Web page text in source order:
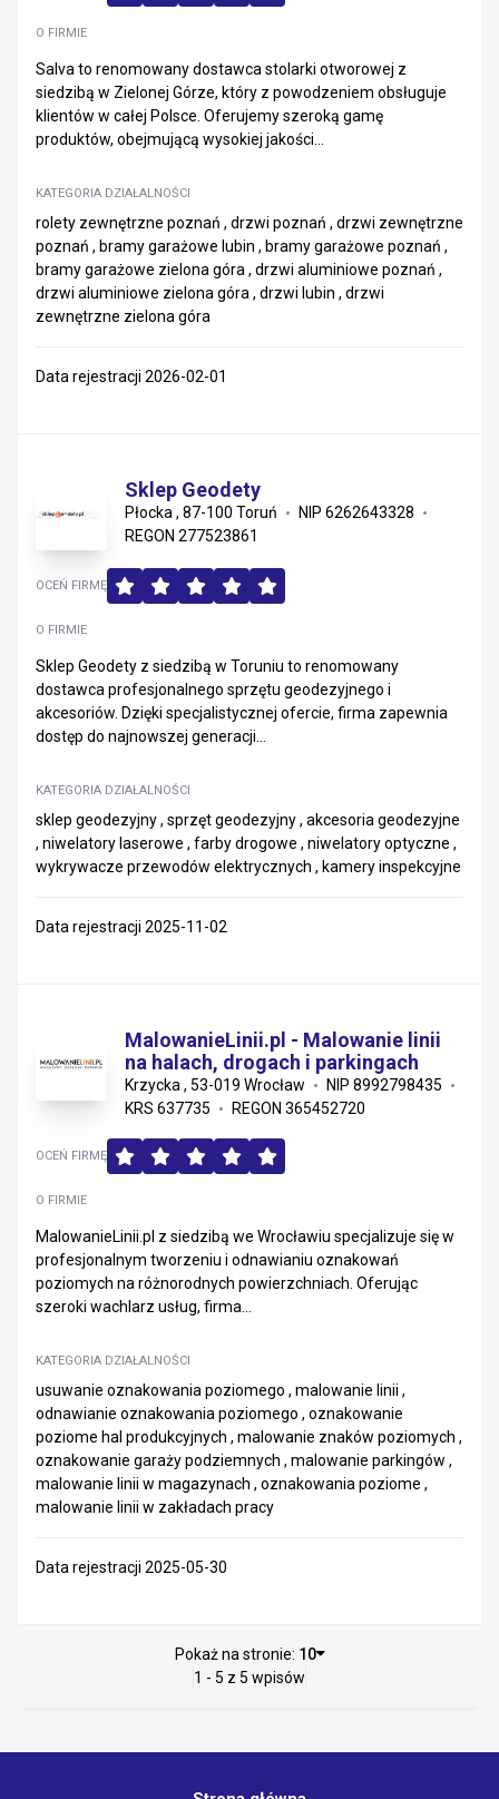
O FIRMIE
Salva to renomowany dostawca stolarki otworowej z
siedzibą w Zielonej Górze, który z powodzeniem obsługuje
klientów w całej Polsce. Oferujemy szeroką gamę
produktów, obejmującą wysokiej jakości...
KATEGORIA DZIAŁALNOŚCI
rolety zewnętrzne poznań , drzwi poznań , drzwi zewnętrzne
poznań , bramy garażowe lubin , bramy garażowe poznań ,
bramy garażowe zielona góra , drzwi aluminiowe poznań ,
drzwi aluminiowe zielona góra , drzwi lubin , drzwi
zewnętrzne zielona góra
Data rejestracji 2026-02-01
Sklep Geodety
Płocka , 87-100 Toruń
NIP 6262643328
REGON 277523861
O FIRMIE
Sklep Geodety z siedzibą w Toruniu to renomowany
dostawca profesjonalnego sprzętu geodezyjnego i
akcesoriów. Dzięki specjalistycznej ofercie, firma zapewnia
dostęp do najnowszej generacji...
KATEGORIA DZIAŁALNOŚCI
sklep geodezyjny , sprzęt geodezyjny , akcesoria geodezyjne
, niwelatory laserowe , farby drogowe , niwelatory optyczne ,
wykrywacze przewodów elektrycznych , kamery inspekcyjne
OCEŃ FIRMĘ
Data rejestracji 2025-11-02
MalowanieLinii.pl - Malowanie linii
na halach, drogach i parkingach
Krzycka , 53-019 Wrocław
NIP 8992798435
KRS 637735
REGON 365452720
O FIRMIE
MalowanieLinii.pl z siedzibą we Wrocławiu specjalizuje się w
profesjonalnym tworzeniu i odnawianiu oznakowań
poziomych na różnorodnych powierzchniach. Oferując
szeroki wachlarz usług, firma...
KATEGORIA DZIAŁALNOŚCI
usuwanie oznakowania poziomego , malowanie linii ,
odnawianie oznakowania poziomego , oznakowanie
poziome hal produkcyjnych , malowanie znaków poziomych ,
oznakowanie garaży podziemnych , malowanie parkingów ,
malowanie linii w magazynach , oznakowania poziome ,
malowanie linii w zakładach pracy
OCEŃ FIRMĘ
Data rejestracji 2025-05-30
Pokaż na stronie: 10
1 - 5 z 5 wpisów